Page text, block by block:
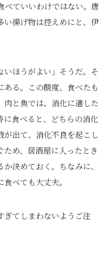
べていいわけではない。唐
い揚げ物は控えめにと、伊
いほうがよい」そうだ。そ
る。この酸度、食べたも
肉と魚では、消化に適した
に食べると、どちらの消化
が出て、消化不良を起こし
め、居酒屋に入ったとき
決めておく。ちなみに、
べても大丈夫。
ぎてしまわないようご注